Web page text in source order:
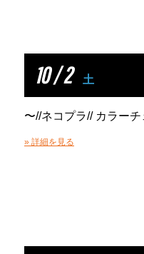
10 / 2 土
〜//ネコプラ// カラー
» 詳細を見る